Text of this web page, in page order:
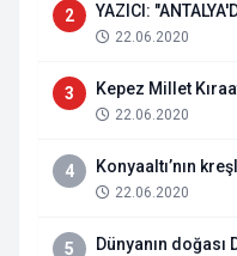
2 YAZICI:
22.06.2020
3 Kepez Millet
22.06.2020
4 Konyaaltı’nın
22.06.2020
5 Dünyanın doğası